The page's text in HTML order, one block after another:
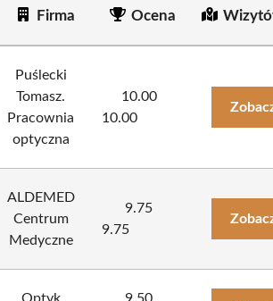
Firma Ocena
Puślecki
Tomasz.
Pracownia
optyczna
10.00
10.00
ALDEMED
Centrum
Medyczne
9.75
9.75